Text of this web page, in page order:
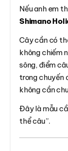
Nếu anh em
Shimano
Cây cần có
không chiếm
sông, điểm
trong chuyến
không cần
Đây là mẫu
thể câu”.